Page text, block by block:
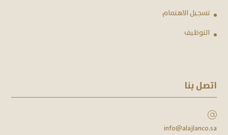
تسجيل الاهتمام
التوظيف
اتصل بنا
info@alajlanco.sa